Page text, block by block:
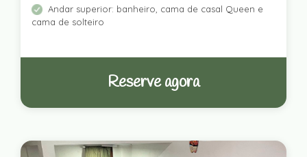
Andar superior: banheiro, cama de casal Queen e
cama de solteiro
Reserve agora